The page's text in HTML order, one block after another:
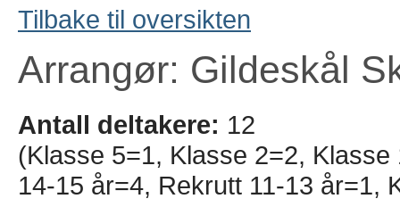
Tilbake til oversikten
Arrangør: Gildeskål
Antall deltakere: 12
(Klasse 5=1, Klasse 2=2,
14-15 år=4, Rekrutt 11-13 år=1,